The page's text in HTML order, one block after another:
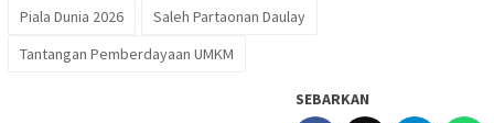
Piala Dunia 2026
Saleh Partaonan Daulay
Tantangan Pemberdayaan UMKM
SEBARKAN